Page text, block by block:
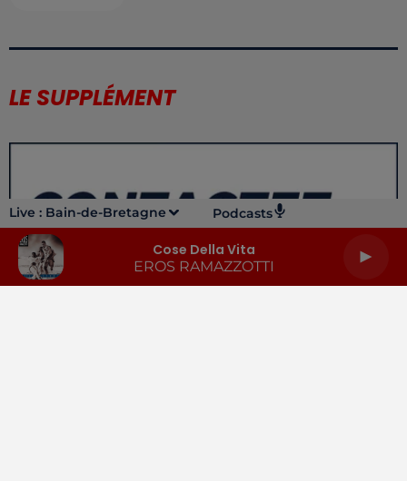
Live : Bain-de-Bretagne Podcasts
Cose Della Vita
EROS RAMAZZOTTI
LE SUPPLÉMENT